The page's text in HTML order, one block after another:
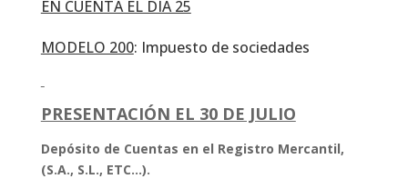
EN CUENTA EL DÍA 25
MODELO 200: Impuesto de sociedades
PRESENTACIÓN EL 30 DE JULIO
Depósito de Cuentas en el Registro Mercantil,
(S.A., S.L., ETC…).